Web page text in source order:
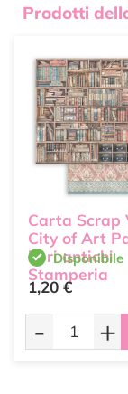
Prodotti
Carta Scrap
City of Art
libri antichi
Stamperia
Stamperia
Disponibile
1,20 €
- +